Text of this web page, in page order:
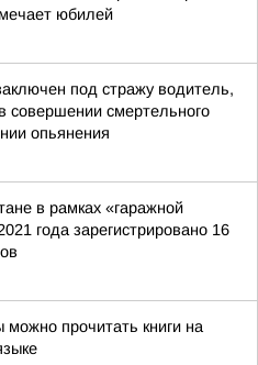
юбилей
под стражу водитель,
совершении смертельного
опьянения
в рамках «гаражной
года зарегистрировано 16
прочитать книги на